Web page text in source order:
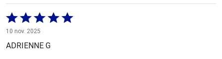
Coté
5 sur
5
10 nov. 2025
ADRIENNE G